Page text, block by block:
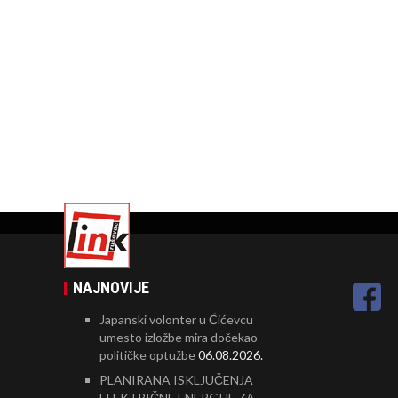
NAJNOVIJE
Japanski volonter u Ćićevcu
umesto izložbe mira dočekao
političke optužbe06.08.2026.
PLANIRANA ISKLJUČENJA